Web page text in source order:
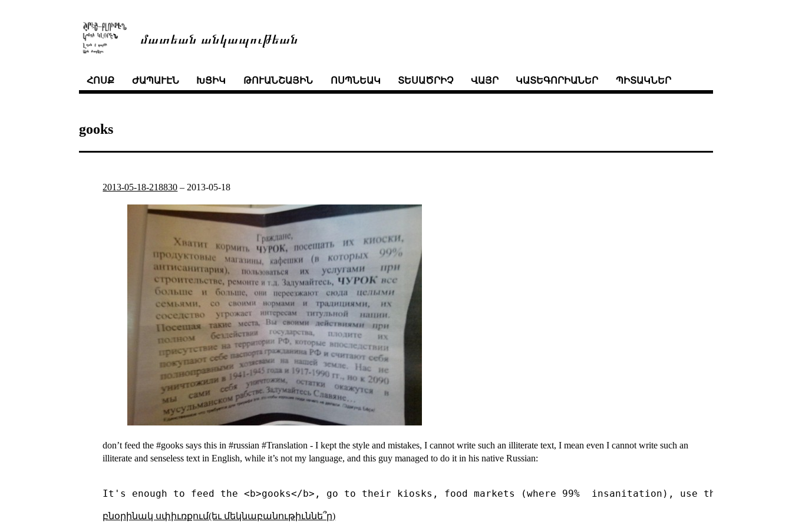
մատեան անկապութեան
ՀՈՍՔ ԺԱՊԱՒԷՆ ԽՑԻԿ ԹՈՒԱՆՇԱՅԻՆ ՈՍՊՆԵԱԿ ՏԵՍԱԾՐԻՉ ՎԱՅՐ ԿԱՏԵԳՈՐԻԱՆԵՐ ՊԻՏԱԿՆԵՐ
gooks
2013-05-18-218830 – 2013-05-18
don’t feed the #gooks says this in #russian#Translation - I kept the style and mistakes, I cannot write such an illiterate text, I mean even I cannot write such an
illiterate and senseless text in English, while it’s not my language, and this guy managed to do it in his native Russian:
բնօրինակ սփիւռքում(եւ մեկնաբանութիւննե՞ր)